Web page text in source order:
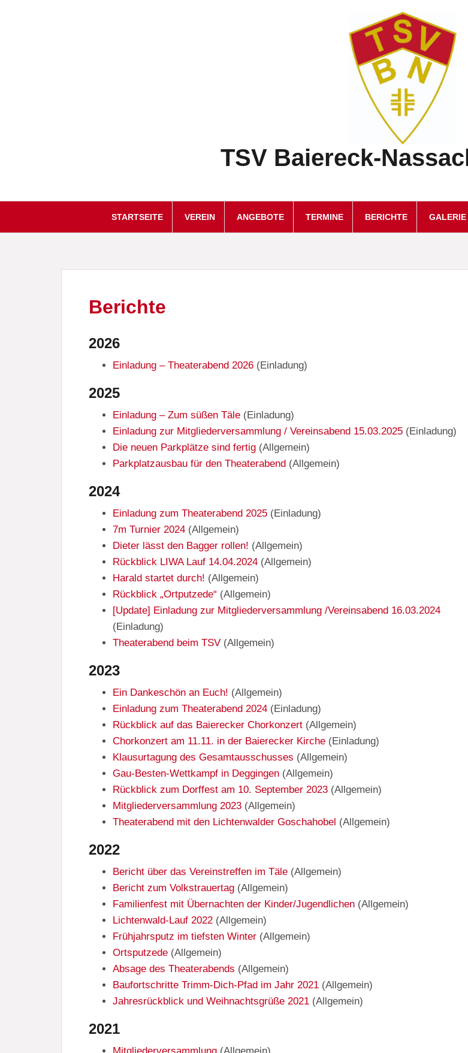
TSV Baiereck-
STARTSEITE VEREIN ANGEBOTE TERMINE BERICHTE GALERIE
Berichte
2026
Einladung – Theaterabend 2026 (Einladung)
2025
Einladung – Zum süßen Täle (Einladung)
Einladung zur Mitgliederversammlung / Vereinsabend 15.03.2025 (Einladung)
Die neuen Parkplätze sind fertig (Allgemein)
Parkplatzausbau für den Theaterabend (Allgemein)
2024
Einladung zum Theaterabend 2025 (Einladung)
7m Turnier 2024 (Allgemein)
Dieter lässt den Bagger rollen! (Allgemein)
Rückblick LIWA Lauf 14.04.2024 (Allgemein)
Harald startet durch! (Allgemein)
Rückblick „Ortputzede“ (Allgemein)
[Update] Einladung zur Mitgliederversammlung /Vereinsabend 16.03.2024
(Einladung)
Theaterabend beim TSV (Allgemein)
2023
Ein Dankeschön an Euch! (Allgemein)
Einladung zum Theaterabend 2024 (Einladung)
Rückblick auf das Baierecker Chorkonzert (Allgemein)
Chorkonzert am 11.11. in der Baierecker Kirche (Einladung)
Klausurtagung des Gesamtausschusses (Allgemein)
Gau-Besten-Wettkampf in Deggingen (Allgemein)
Rückblick zum Dorffest am 10. September 2023 (Allgemein)
Mitgliederversammlung 2023 (Allgemein)
Theaterabend mit den Lichtenwalder Goschahobel (Allgemein)
2022
Bericht über das Vereinstreffen im Täle (Allgemein)
Bericht zum Volkstrauertag (Allgemein)
Familienfest mit Übernachten der Kinder/Jugendlichen (Allgemein)
Lichtenwald-Lauf 2022 (Allgemein)
Frühjahrsputz im tiefsten Winter (Allgemein)
Ortsputzede (Allgemein)
Absage des Theaterabends (Allgemein)
Baufortschritte Trimm-Dich-Pfad im Jahr 2021 (Allgemein)
Jahresrückblick und Weihnachtsgrüße 2021 (Allgemein)
2021